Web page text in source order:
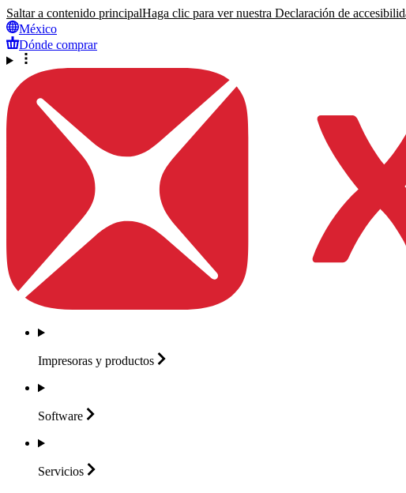
Saltar a contenido principalHaga clic para ver nuestra Declaración de
México
Dónde comprar
Impresoras y productos
Software
Servicios